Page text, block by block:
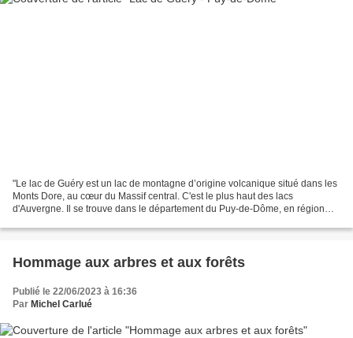
"Le lac de Guéry est un lac de montagne d’origine volcanique situé dans les
Monts Dore, au cœur du Massif central. C'est le plus haut des lacs
d'Auvergne. Il se trouve dans le département du Puy-de-Dôme, en région
Hommage aux arbres et aux forêts
Publié le 22/06/2023 à 16:36
Par Michel Carlué